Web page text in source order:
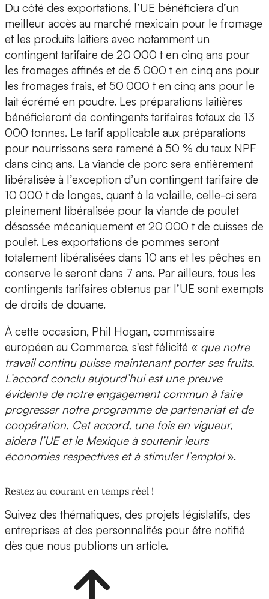
Du côté des exportations, l’UE bénéficiera d’un
meilleur accès au marché mexicain pour le fromage
et les produits laitiers avec notamment un
contingent tarifaire de 20 000 t en cinq ans pour
les fromages affinés et de 5 000 t en cinq ans pour
les fromages frais, et 50 000 t en cinq ans pour le
lait écrémé en poudre. Les préparations laitières
bénéficieront de contingents tarifaires totaux de 13
000 tonnes. Le tarif applicable aux préparations
pour nourrissons sera ramené à 50 % du taux NPF
dans cinq ans. La viande de porc sera entièrement
libéralisée à l’exception d’un contingent tarifaire de
10 000 t de longes, quant à la volaille, celle-ci sera
pleinement libéralisée pour la viande de poulet
désossée mécaniquement et 20 000 t de cuisses de
poulet. Les exportations de pommes seront
totalement libéralisées dans 10 ans et les pêches en
conserve le seront dans 7 ans. Par ailleurs, tous les
contingents tarifaires obtenus par l’UE sont exempts
de droits de douane.
À cette occasion, Phil Hogan, commissaire
européen au Commerce, s'est félicité « que notre
travail continu puisse maintenant porter ses fruits.
L’accord conclu aujourd’hui est une preuve
évidente de notre engagement commun à faire
progresser notre programme de partenariat et de
coopération. Cet accord, une fois en vigueur,
aidera l’UE et le Mexique à soutenir leurs
économies respectives et à stimuler l’emploi».
Restez au courant en temps réel !
Suivez des thématiques, des projets législatifs, des
entreprises et des personnalités pour être notifié
dès que nous publions un article.